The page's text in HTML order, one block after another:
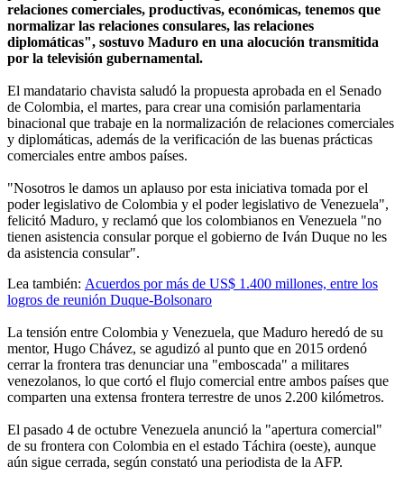
relaciones comerciales, productivas, económicas, tenemos que
normalizar las relaciones consulares, las relaciones
diplomáticas", sostuvo Maduro en una alocución transmitida
por la televisión gubernamental.
El mandatario chavista saludó la propuesta aprobada en el Senado
de Colombia, el martes, para crear una comisión parlamentaria
binacional que trabaje en la normalización de relaciones comerciales
y diplomáticas, además de la verificación de las buenas prácticas
comerciales entre ambos países.
"Nosotros le damos un aplauso por esta iniciativa tomada por el
poder legislativo de Colombia y el poder legislativo de Venezuela",
felicitó Maduro, y reclamó que los colombianos en Venezuela "no
tienen asistencia consular porque el gobierno de Iván Duque no les
da asistencia consular".
Lea también: Acuerdos por más de US$ 1.400 millones, entre los
logros de reunión Duque-Bolsonaro
La tensión entre Colombia y Venezuela, que Maduro heredó de su
mentor, Hugo Chávez, se agudizó al punto que en 2015 ordenó
cerrar la frontera tras denunciar una "emboscada" a militares
venezolanos, lo que cortó el flujo comercial entre ambos países que
comparten una extensa frontera terrestre de unos 2.200 kilómetros.
El pasado 4 de octubre Venezuela anunció la "apertura comercial"
de su frontera con Colombia en el estado Táchira (oeste), aunque
aún sigue cerrada, según constató una periodista de la AFP.